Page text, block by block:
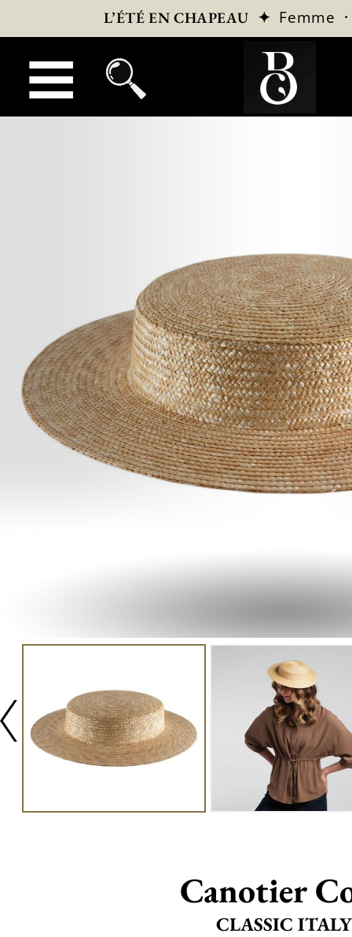
L’ÉTÉ EN CHAPEAU ✦ Femme
Canotier
CLASSIC ITALY